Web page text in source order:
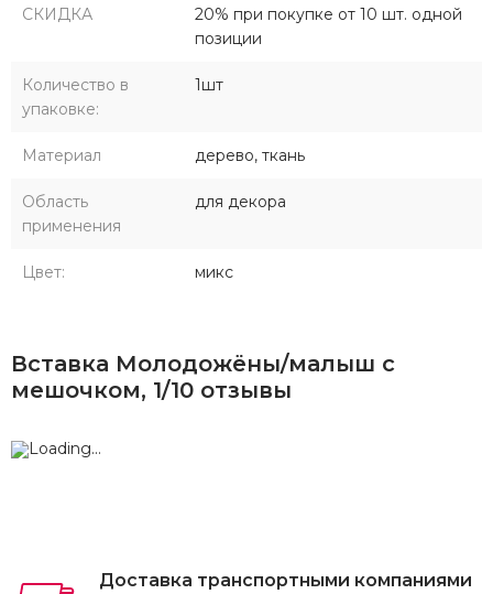
СКИДКА
20% при покупке от 10 шт. одной
позиции
Количество в
упаковке:
1шт
Материал дерево, ткань
Область
применения
для декора
Цвет: микс
Вставка Молодожёны/малыш с
мешочком, 1/10 отзывы
Доставка транспортными компаниями